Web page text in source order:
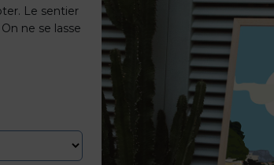
Le sentier
ne se lasse